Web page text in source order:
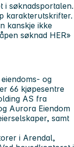
i søknadsportalen.
karakterutskrifter.
kanskje ikke
søknad HER»
og
66 kjøpesentre
AS fra
Aurora Eiendom
samt
i Arendal,